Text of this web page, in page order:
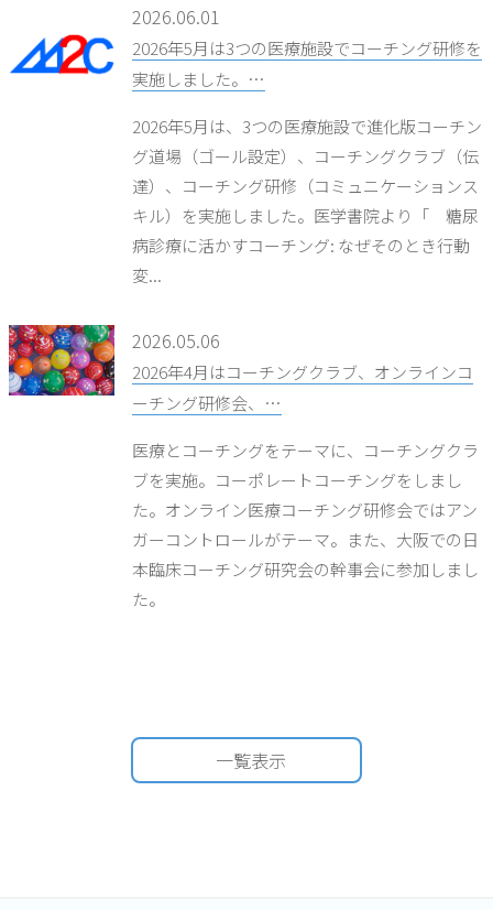
2026.06.01
2026年5月は3つの医療施設でコーチング研修を
実施しました。…
2026年5月は、3つの医療施設で進化版コーチン
グ道場（ゴール設定）、コーチングクラブ（伝
達）、コーチング研修（コミュニケーションス
キル）を実施しました。医学書院より「 糖尿
病診療に活かすコーチング: なぜそのとき行動
変...
2026.05.06
2026年4月はコーチングクラブ、オンラインコ
ーチング研修会、…
医療とコーチングをテーマに、コーチングクラ
ブを実施。コーポレートコーチングをしまし
た。オンライン医療コーチング研修会ではアン
ガーコントロールがテーマ。また、大阪での日
本臨床コーチング研究会の幹事会に参加しまし
た。
一覧表示